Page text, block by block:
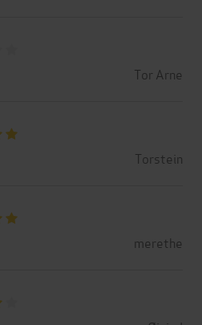
Tor Arne
Torstein
merethe